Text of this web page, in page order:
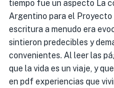
tiempo fue un aspecto La
Argentino para el
escritura a menudo era
sintieron predecibles y
convenientes. Al leer las
que la vida es un viaje, y
en pdf experiencias que